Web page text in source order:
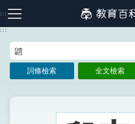
到
主
:::
注音索引圖示 筆畫索引圖示
:::
詞條檢索 全文檢索